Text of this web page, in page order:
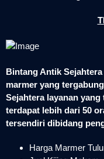
Bintang Antik
marmer yang
Sejahtera layanan
terdapat lebih dari 50
tersendiri dibidang
Harga Marmer